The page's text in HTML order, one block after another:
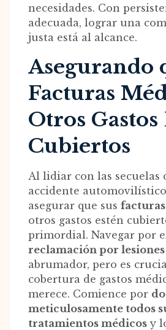
necesidades. Con
adecuada, lograr una
justa está al alcance.
Asegurando
Facturas
Otros Gastos
Cubiertos
Al lidiar con las secuelas
accidente
asegurar que sus
otros gastos estén
primordial. Navegar por
reclamación por lesiones
abrumador, pero es
cobertura de gastos
merece. Comience por
meticulosamente todos
tratamientos médicos y